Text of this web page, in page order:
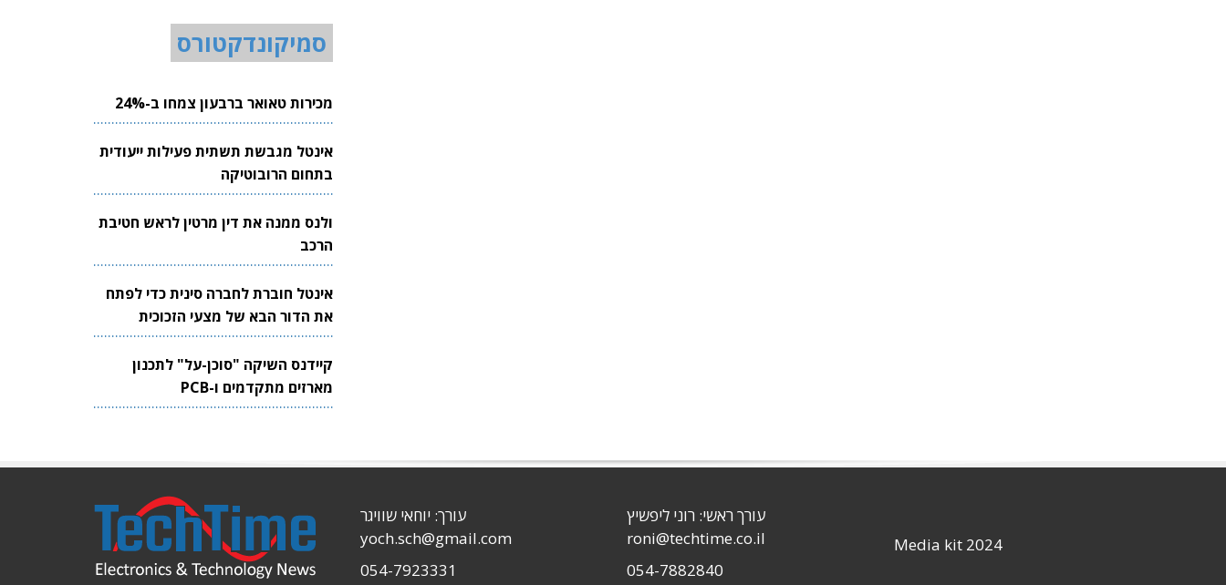
סמיקונדקטורס
מכירות טאואר ברבעון צמחו ב-24%
אינטל מגבשת תשתית פעילות ייעודית
בתחום הרובוטיקה
ולנס ממנה את דין מרטין לראש חטיבת
הרכב
אינטל חוברת לחברה סינית כדי לפתח
את הדור הבא של מצעי הזכוכית
לשבבים
קיידנס השיקה "סוכן-על" לתכנון
מארזים מתקדמים ו-PCB
Media kit 2024
עורך ראשי: רוני ליפשיץ
roni@techtime.co.il
054-7882840
עורך: יוחאי שוויגר
yoch.sch@gmail.com
054-7923331